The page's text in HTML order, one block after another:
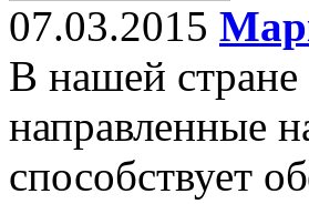
07.03.2015
В нашей стране
направленные
способствует